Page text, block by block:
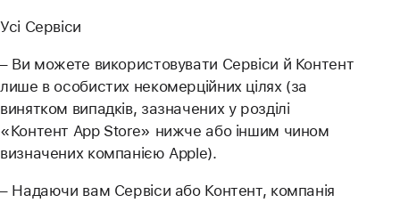
Усі Сервіси
– Ви можете використовувати Сервіси й Контент
лише в особистих некомерційних цілях (за
винятком випадків, зазначених у розділі
«Контент App Store» нижче або іншим чином
визначених компанією Apple).
– Надаючи вам Сервіси або Контент, компанія